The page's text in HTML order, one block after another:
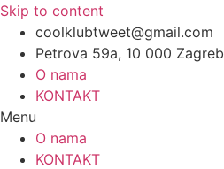
Skip to content
coolklubtweet@gmail.com
Petrova 59a, 10 000 Zagreb
O nama
KONTAKT
Menu
O nama
KONTAKT